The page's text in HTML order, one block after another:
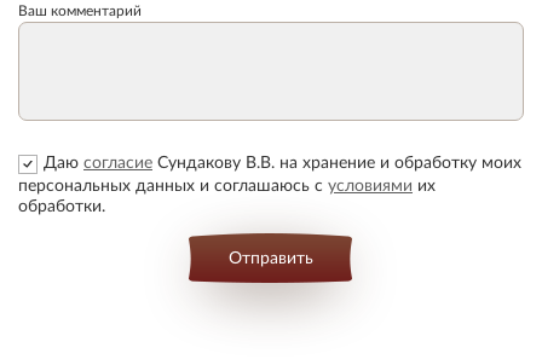
Ваш комментарий
Даю согласие Сундакову В.В. на хранение и обработку моих
персональных данных и соглашаюсь с условиями их
обработки.
Отправить